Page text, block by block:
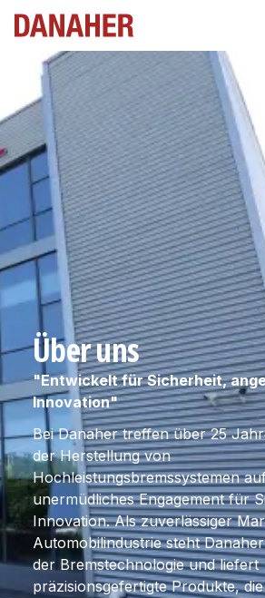
Über uns
"Entwickelt für Sicherheit,
Innovation"
Bei Danaher treffen über 25
der Herstellung von
Hochleistungsbremssystemen
unermüdliches Engagement für
Innovation. Als zuverlässiger
Automobilindustrie steht
der Bremstechnologie und liefert
präzisionsgefertigte Produkte,